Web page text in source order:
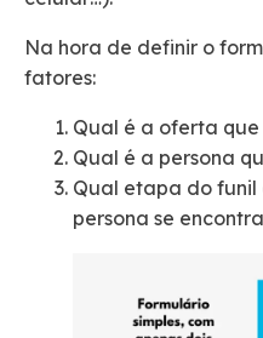
Na hora de definir o
fatores:
Qual é a oferta
Qual é a persona
Qual etapa do funil
persona se